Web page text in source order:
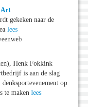
Art
gekeken naar de
lees
Henk Fokkink
is aan de slag
op
te maken lees